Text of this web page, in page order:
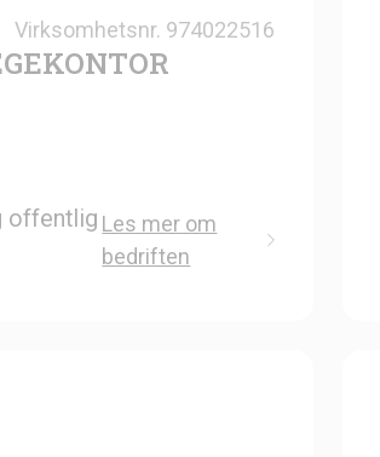
Virksomhetsnr. 974022516
offentlig Les mer om
bedriften